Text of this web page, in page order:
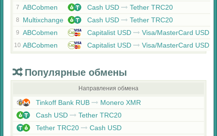
7 ABCobmen Cash USD Tether TRC20
8 Multixchange Cash USD Tether TRC20
9 ABCobmen Capitalist USD Visa/MasterCard USD
10 ABCobmen Capitalist USD Visa/MasterCard USD
Популярные обмены
Направления обмена
Tinkoff Bank RUB
Monero XMR
Cash USD
Tether TRC20
Tether TRC20
Cash USD